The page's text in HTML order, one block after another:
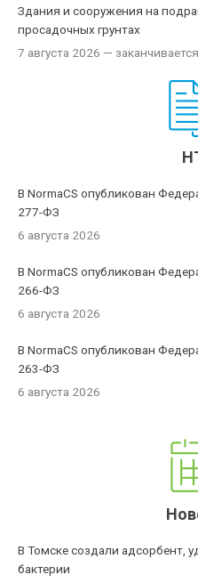
Здания и сооружения на
просадочных грунтах
7 августа 2026 —
В NormaCS опубликован
277-ФЗ
6 августа 2026
В NormaCS опубликован
266-ФЗ
6 августа 2026
В NormaCS опубликован
263-ФЗ
6 августа 2026
В Томске создали адсорбент,
бактерии